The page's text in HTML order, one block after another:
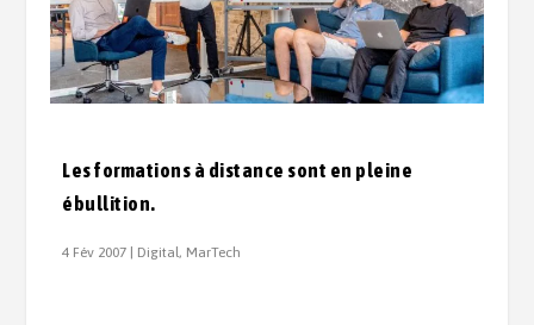
Les formations à distance sont en pleine
ébullition.
4 Fév 2007 Digital, MarTech